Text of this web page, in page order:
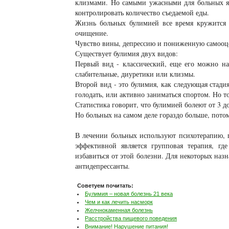
клизмами. Но самыми ужасными для больных
контролировать количество съедаемой еды.
Жизнь больных булимией все время
очищение.
Чувство вины, депрессию и пониженную
Существует булимия двух видов:
Первый вид - классический, еще его можно
слабительные, диуретики или клизмы.
Второй вид - это булимия, как следующая
голодать, или активно заниматься спортом. Но
Статистика говорит, что булимией болеют от 3
Но больных на самом деле гораздо больше,
В лечении больных используют
эффективной является групповая терапия,
избавиться от этой болезни. Для некоторых
антидепрессанты.
Советуем почитать:
Булимия – новая болезнь 21 века
Чем и как лечить насморк
Желчнокаменная болезнь
Расстройства пищевого поведения
Внимание! Нарушение питания!